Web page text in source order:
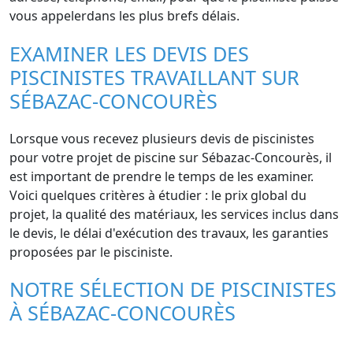
vous appelerdans les plus brefs délais.
EXAMINER LES DEVIS DES
PISCINISTES TRAVAILLANT SUR
SÉBAZAC-CONCOURÈS
Lorsque vous recevez plusieurs devis de piscinistes
pour votre projet de piscine sur Sébazac-Concourès, il
est important de prendre le temps de les examiner.
Voici quelques critères à étudier : le prix global du
projet, la qualité des matériaux, les services inclus dans
le devis, le délai d'exécution des travaux, les garanties
proposées par le pisciniste.
NOTRE SÉLECTION DE PISCINISTES
À SÉBAZAC-CONCOURÈS